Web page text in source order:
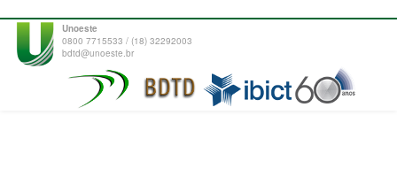
Unoeste
0800 7715533 / (18) 32292003
bdtd@unoeste.br